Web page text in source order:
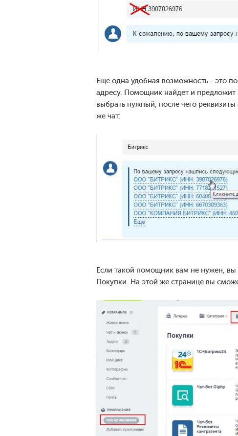
Еще одна удобная возможность - это
адресу. Помощник найдет и
выбрать нужный, после чего реквизиты
же чат:
Если такой помощник вам не нужен, вы
Покупки. На этой же странице вы